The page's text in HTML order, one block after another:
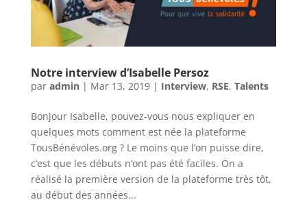
Notre interview d’Isabelle Persoz
par admin| Mar 13, 2019| Interview, RSE, Talents
Bonjour Isabelle, pouvez-vous nous expliquer en
quelques mots comment est née la plateforme
TousBénévoles.org ? Le moins que l’on puisse dire,
c’est que les débuts n’ont pas été faciles. On a
réalisé la première version de la plateforme très tôt,
au début des années...